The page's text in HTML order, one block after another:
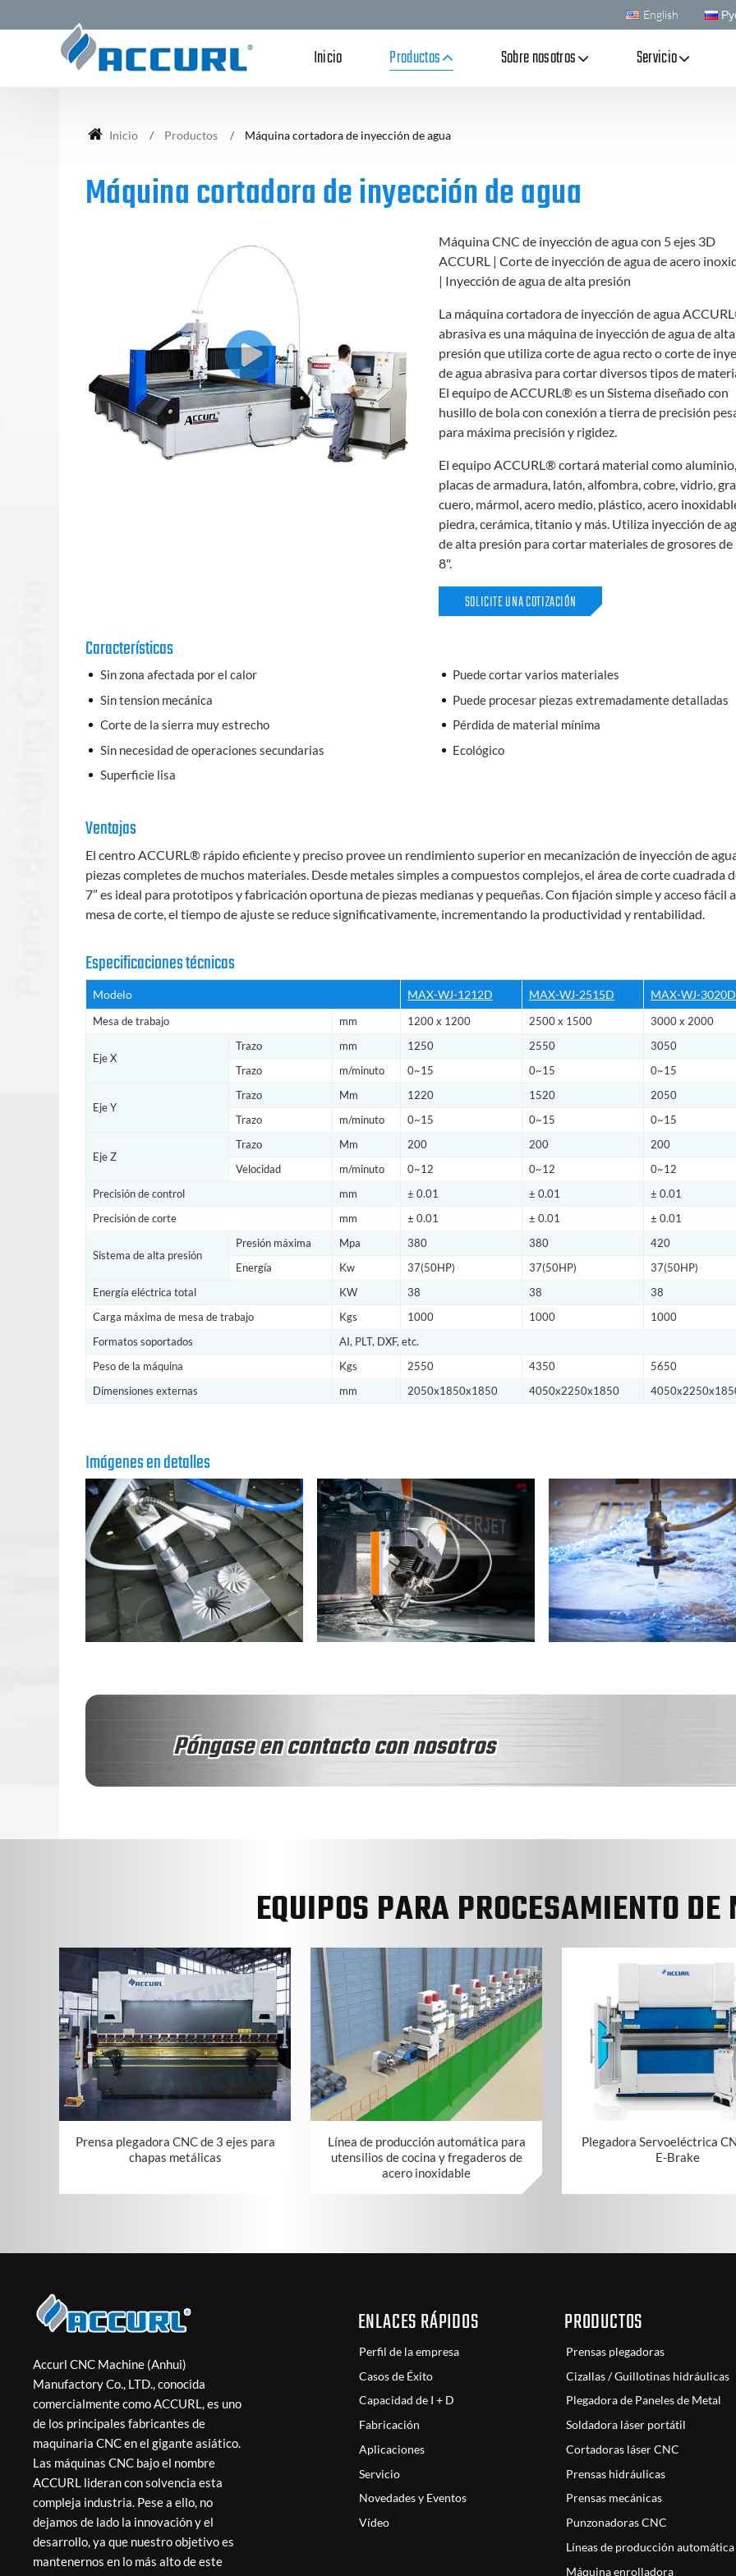
English
Inicio Productos Sobre nosotros Servicio
Inicio Productos Máquina cortadora de inyección de agua
Máquina cortadora de inyección de agua
Máquina CNC de inyección de agua con 5 ejes 3D
ACCURL | Corte de inyección de agua de acero
| Inyección de agua de alta presión
La máquina cortadora de inyección de agua
abrasiva es una máquina de inyección de agua de alta
presión que utiliza corte de agua recto o corte de
de agua abrasiva para cortar diversos tipos de
El equipo de ACCURL® es un Sistema diseñado con
husillo de bola con conexión a tierra de precisión
para máxima precisión y rigidez.
El equipo ACCURL® cortará material como aluminio,
placas de armadura, latón, alfombra, cobre, vidrio,
cuero, mármol, acero medio, plástico, acero
piedra, cerámica, titanio y más. Utiliza inyección de
de alta presión para cortar materiales de grosores de
8".
SOLICITE UNA COTIZACIÓN
Características
Sin zona afectada por el calor
Sin tension mecánica
Corte de la sierra muy estrecho
Sin necesidad de operaciones secundarias
Superficie lisa
Puede cortar varios materiales
Puede procesar piezas extremadamente detalladas
Pérdida de material mínima
Ecológico
Ventajas
El centro ACCURL® rápido eficiente y preciso provee un rendimiento superior en mecanización de inyección de
piezas completes de muchos materiales. Desde metales simples a compuestos complejos, el área de corte cuadrada
7” es ideal para prototipos y fabricación oportuna de piezas medianas y pequeñas. Con fijación simple y acceso fácil
mesa de corte, el tiempo de ajuste se reduce significativamente, incrementando la productividad y rentabilidad.
Especificaciones técnicas
Modelo MAX-WJ-1212D MAX-WJ-2515D MAX-WJ-3020D
Mesa de trabajo mm 1200 x 1200 2500 x 1500 3000 x 2000
Eje X
Trazo mm 1250 2550
3050
Trazo
m/minuto 0~15 0~15 0~15
Eje Y
Trazo Mm 1220 1520
2050
Trazo
m/minuto 0~15 0~15 0~15
Eje Z
Trazo Mm 200 200
200
Velocidad
m/minuto 0~12 0~12
0~12
Precisión de control
mm ± 0.01 ± 0.01
± 0.01
Precisión de corte
mm ± 0.01 ± 0.01 ± 0.01
Sistema de alta presión
Presión máxima Mpa 380 380
420
Energía
Kw 37(50HP) 37(50HP)
37(50HP)
Energía eléctrica total
KW 38 38
38
Carga máxima de mesa de trabajo
Kgs 1000 1000
1000
Formatos soportados
AI, PLT, DXF, etc.
Peso de la máquina
Kgs 2550 4350
5650
Dimensiones externas
mm 2050x1850x1850 4050x2250x1850
Imágenes en detalles
Póngase en contacto con nosotros
EQUIPOS PARA PROCESAMIENTO DE
Prensa plegadora CNC de 3 ejes para
chapas metálicas
Línea de producción automática para
utensilios de cocina y fregaderos de
acero inoxidable
Plegadora Servoeléctrica
E-Brake
Accurl CNC Machine (Anhui)
Manufactory Co., LTD., conocida
comercialmente como ACCURL, es uno
de los principales fabricantes de
maquinaria CNC en el gigante asiático.
Las máquinas CNC bajo el nombre
ACCURL lideran con solvencia esta
compleja industria. Pese a ello, no
dejamos de lado la innovación y el
desarrollo, ya que nuestro objetivo es
mantenernos en lo más alto de este
ENLACES RÁPIDOS
Perfil de la empresa
Casos de Éxito
Capacidad de I + D
Fabricación
Aplicaciones
Servicio
Novedades y Eventos
Vídeo
PRODUCTOS
Prensas plegadoras
Cizallas / Guillotinas hidráulicas
Plegadora de Paneles de Metal
Soldadora láser portátil
Cortadoras láser CNC
Prensas hidráulicas
Prensas mecánicas
Punzonadoras CNC
Líneas de producción automática
Máquina enrolladora